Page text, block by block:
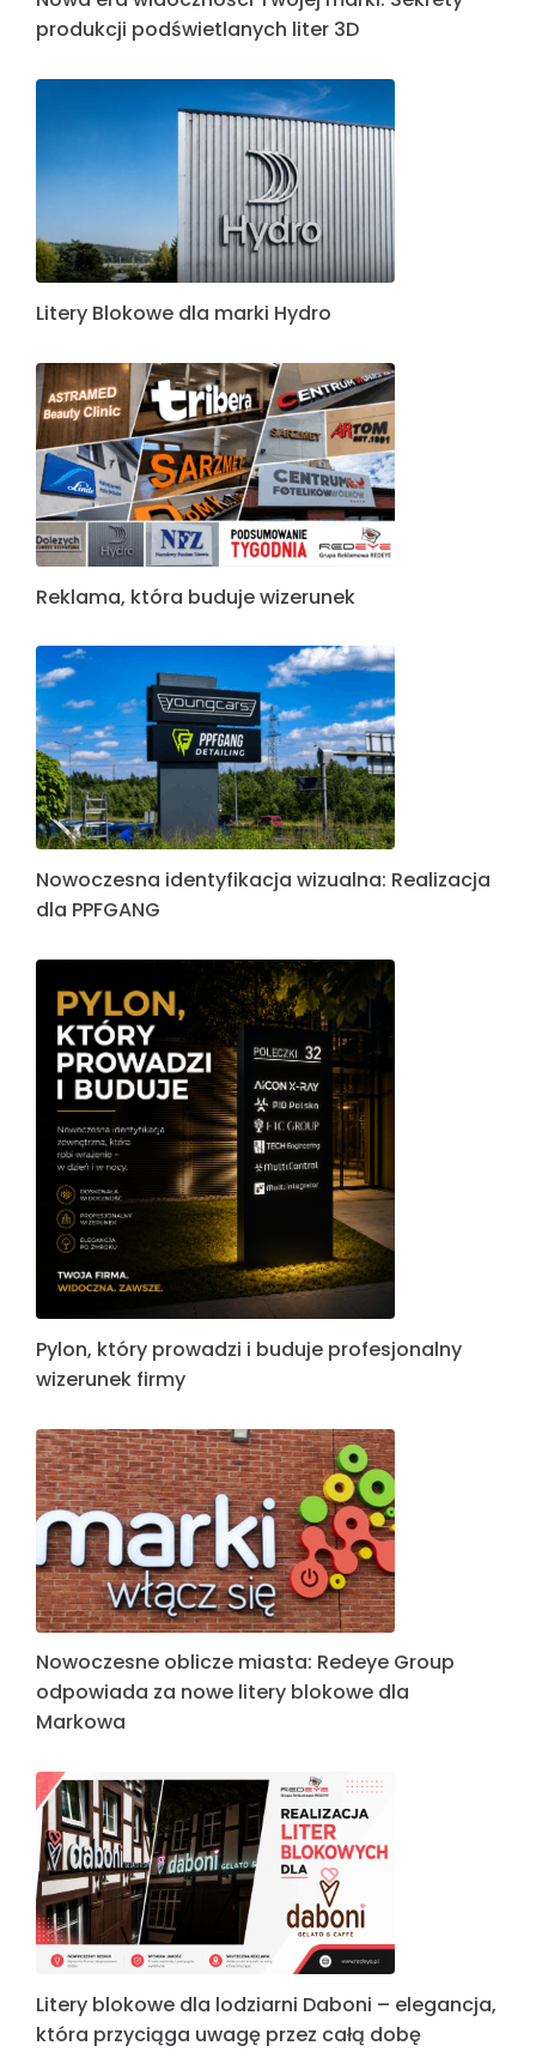
produkcji podświetlanych liter 3D
Litery Blokowe dla marki Hydro
Reklama, która buduje wizerunek
Nowoczesna identyfikacja wizualna: Realizacja
dla PPFGANG
Pylon, który prowadzi i buduje profesjonalny
wizerunek firmy
Nowoczesne oblicze miasta: Redeye Group
odpowiada za nowe litery blokowe dla
Markowa
Litery blokowe dla lodziarni Daboni – elegancja,
która przyciąga uwagę przez całą dobę